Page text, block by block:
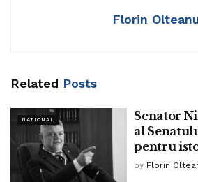
Florin
Related Posts
NATIONAL
Senator
al
pentru
by Florin